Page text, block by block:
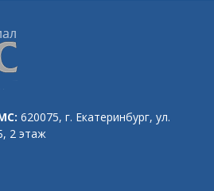
620075, г. Екатеринбург, ул.
2 этаж